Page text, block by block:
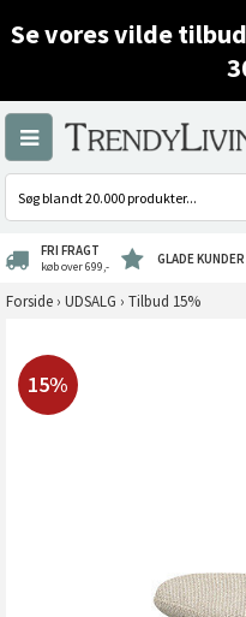
Se vores vilde
FRI FRAGT
køb over 699,- GLADE KUNDER
Forside › UDSALG › Tilbud 15%
15%